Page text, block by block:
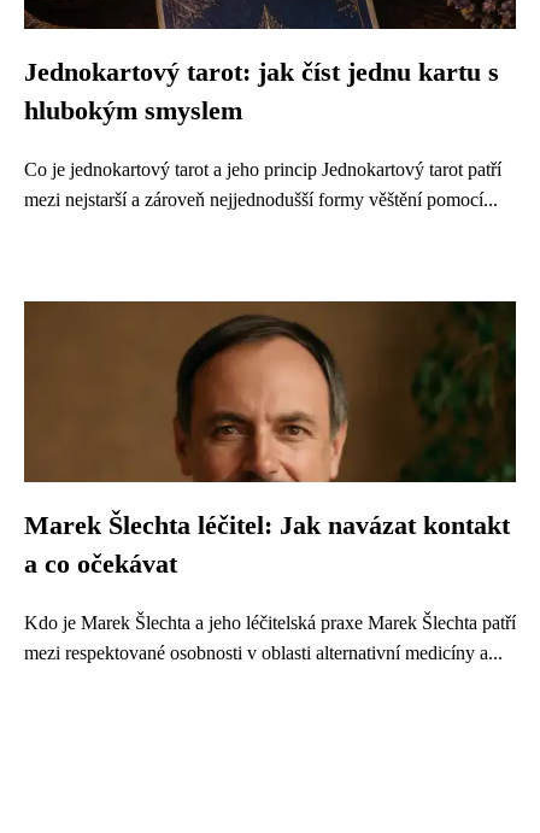
Jednokartový tarot: jak číst jednu kartu s
hlubokým smyslem
Co je jednokartový tarot a jeho princip Jednokartový tarot patří
mezi nejstarší a zároveň nejjednodušší formy věštění pomocí...
Marek Šlechta léčitel: Jak navázat kontakt
a co očekávat
Kdo je Marek Šlechta a jeho léčitelská praxe Marek Šlechta patří
mezi respektované osobnosti v oblasti alternativní medicíny a...